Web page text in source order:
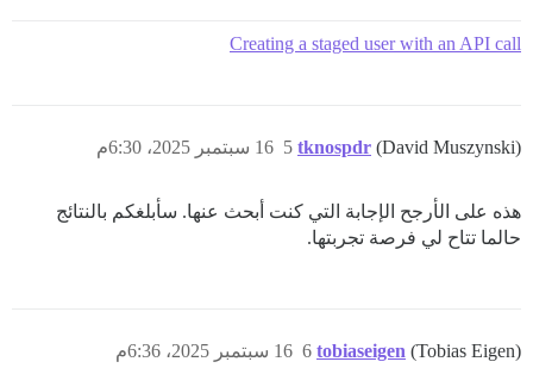
Creating a staged user with an API call
tknospdr (David Muszynski) 16 سبتمبر 2025، 6:30م 5
هذه على الأرجح الإجابة التي كنت أبحث عنها. سأبلغكم بالنتائج
حالما تتاح لي فرصة تجربتها.
tobiaseigen (Tobias Eigen) 16 سبتمبر 2025، 6:36م 6